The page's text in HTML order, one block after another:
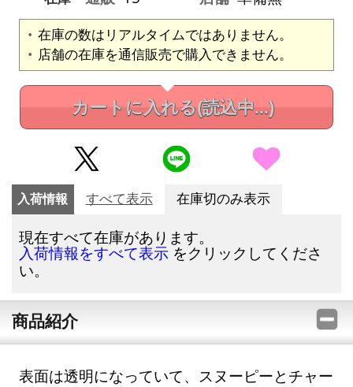
在庫の数はリアルタイムではありません。
店舗の在庫を通信販売で購入できません。
カートに入れる(読込中...)
入荷情報 すべて表示 在庫切のみ表示
現在すべて在庫があります。
入荷情報をすべて表示 をクリックしてくださ
い。
商品紹介
表面は透明になっていて、スヌーピーとチャー